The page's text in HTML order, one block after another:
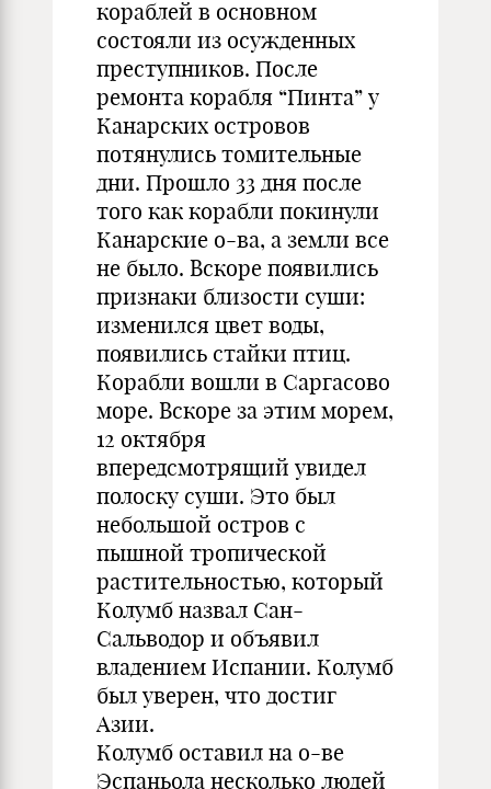
кораблей в основном
состояли из осужденных
преступников. После
ремонта корабля “Пинта” у
Канарских островов
потянулись томительные
дни. Прошло 33 дня после
того как корабли покинули
Канарские о-ва, а земли все
не было. Вскоре появились
признаки близости суши:
изменился цвет воды,
появились стайки птиц.
Корабли вошли в Саргасово
море. Вскоре за этим морем,
12 октября
впередсмотрящий увидел
полоску суши. Это был
небольшой остров с
пышной тропической
растительностью, который
Колумб назвал Сан-
Сальводор и объявил
владением Испании. Колумб
был уверен, что достиг
Азии.
Колумб оставил на о-ве
Эспаньола несколько людей